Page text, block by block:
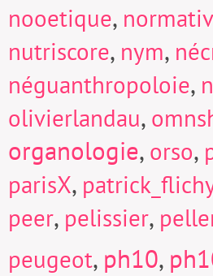
nooetique,
nutriscore, nym,
néguanthropoloie,
olivierlandau,
organologie, orso,
parisX,
peer, pelissier,
peugeot, ph10,